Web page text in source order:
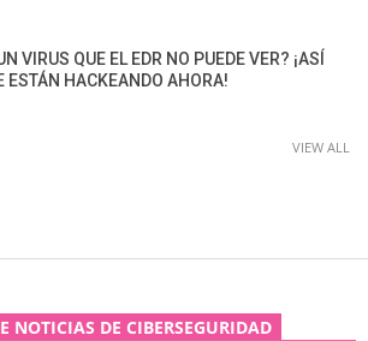
VIRUS QUE EL EDR NO PUEDE VER? ¡ASÍ
ESTÁN HACKEANDO AHORA!
VIEW ALL
NOTICIAS DE CIBERSEGURIDAD